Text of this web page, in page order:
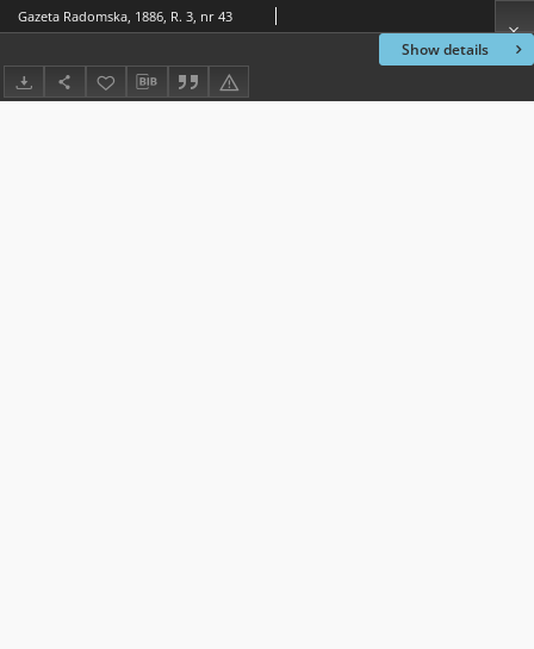
Show details
Gazeta Radomska, 1886, R. 3, nr 43